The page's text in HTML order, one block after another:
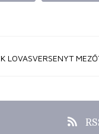
LOVASVERSENYT